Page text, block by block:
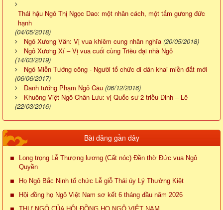
Thái hậu Ngô Thị Ngọc Dao: một nhân cách, một tấm gương đức
hạnh
(04/05/2018)
Ngô Xương Văn: Vị vua khiêm cung nhân nghĩa (20/05/2018)
Ngô Xương Xí – Vị vua cuối cùng Triều đại nhà Ngô
(14/03/2019)
Ngô Miễn Tướng công - Người tổ chức di dân khai miền đất mới
(06/06/2017)
Danh tướng Phạm Ngô Cầu (06/12/2016)
Khuông Việt Ngô Chân Lưu: vị Quốc sư 2 triều Đinh – Lê
(22/03/2016)
Bài đăng gần đây
Long trọng Lễ Thượng lương (Cất nóc) Đền thờ Đức vua Ngô
Quyền
Họ Ngô Bắc Ninh tổ chức Lễ giỗ Thái úy Lý Thường Kiệt
Hội đồng họ Ngô Việt Nam sơ kết 6 tháng đầu năm 2026